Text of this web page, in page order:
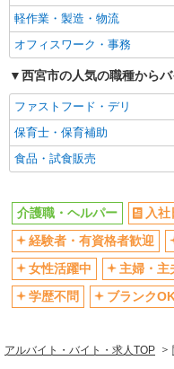
フリーター歓迎
ブランクOK
エルダー（50代～）活躍中
高収入・高額
昇給あり
フルタイム歓迎
駅直結・駅チカ
残業少なめ（月20h未満）
社会保険あり
退職金・財形貯蓄制度あり
資格取得支援制度あり
軽作業・製造・物流
オフィスワーク・事務
西宮市の人気の職種から
ファストフード・デリ
保育士・保育補助
食品・試食販売
介護職・ヘルパー 入
経験者・有資格者歓迎
女性活躍中
主婦・主
学歴不問
ブランク
アルバイト・バイト・求人TOP